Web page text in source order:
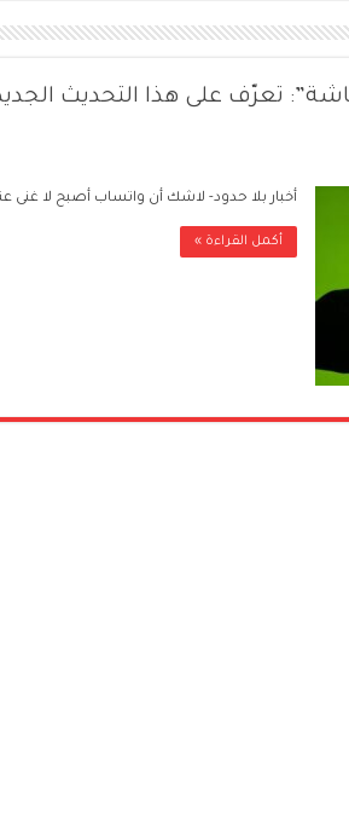
تعرّف على هذا التحديث
أخبار بلا حدود- لاشك أن واتساب أصبح لا غنى
أكمل القراءة »